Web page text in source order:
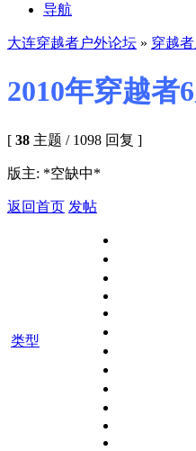
导航
大连穿越者户外论坛 » 穿越
2010年穿越者
[ 38 主题 / 1098 回复 ]
版主: *空缺中*
返回首页 发帖
类型